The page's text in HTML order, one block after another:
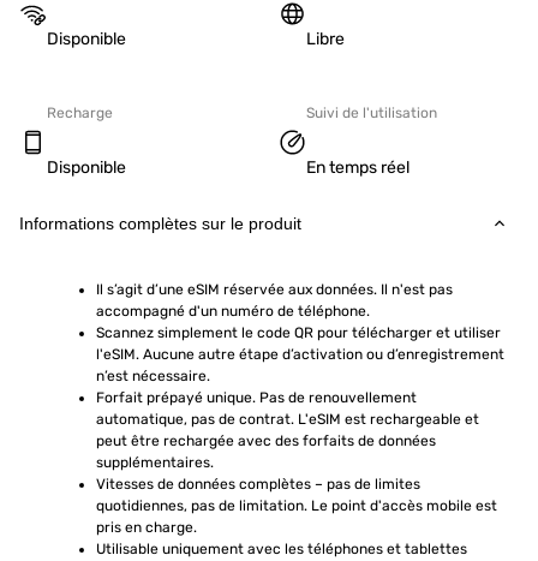
Disponible Libre
Recharge
Disponible
Suivi de l'utilisation
En temps réel
Informations complètes sur le produit
Il s’agit d’une eSIM réservée aux données. Il n'est pas
accompagné d'un numéro de téléphone.
Scannez simplement le code QR pour télécharger et utiliser
l'eSIM. Aucune autre étape d’activation ou d’enregistrement
n’est nécessaire.
Forfait prépayé unique. Pas de renouvellement
automatique, pas de contrat. L'eSIM est rechargeable et
peut être rechargée avec des forfaits de données
supplémentaires.
Vitesses de données complètes – pas de limites
quotidiennes, pas de limitation. Le point d'accès mobile est
pris en charge.
Utilisable uniquement avec les téléphones et tablettes